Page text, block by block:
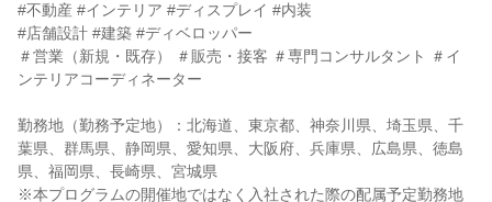
#不動産 #インテリア #ディスプレイ #内装
#店舗設計 #建築 #ディベロッパー
＃営業（新規・既存） ＃販売・接客 ＃専門コンサルタント ＃イ
ンテリアコーディネーター
勤務地（勤務予定地）：北海道、東京都、神奈川県、埼玉県、千
葉県、群馬県、静岡県、愛知県、大阪府、兵庫県、広島県、徳島
県、福岡県、長崎県、宮城県
※本プログラムの開催地ではなく入社された際の配属予定勤務地